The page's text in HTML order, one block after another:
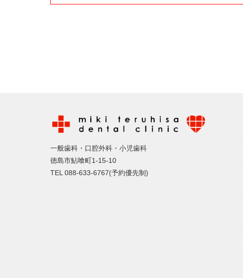
一般歯科・口腔外科・小児歯科
徳島市鮎喰町1-15-10
TEL 088-633-6767(予約優先制)